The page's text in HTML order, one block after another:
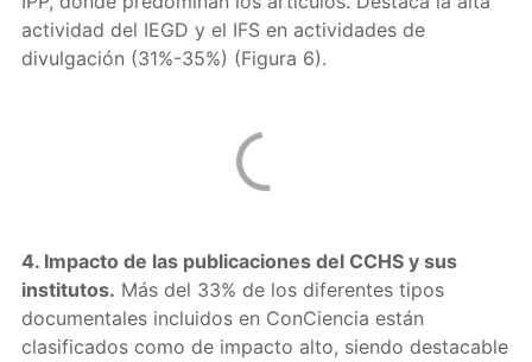
actividad del IEGD y el IFS en actividades de
divulgación (31%-35%) (Figura 6).
4. Impacto de las publicaciones del CCHS y sus
institutos. Más del 33% de los diferentes tipos
documentales incluidos en ConCiencia están
clasificados como de impacto alto, siendo destacable